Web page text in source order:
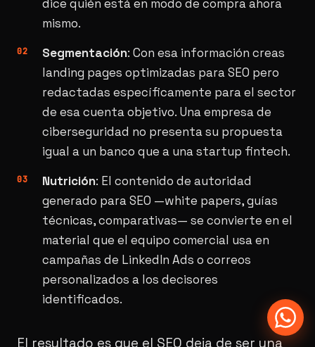
dice quién está en modo de compra ahora
mismo.
Segmentación: Con esa información creas
landing pages optimizadas para SEO pero
redactadas específicamente para el sector
de esa cuenta objetivo. Una empresa de
ciberseguridad no presenta su propuesta
igual a un banco que a una startup fintech.
Nutrición: El contenido de autoridad
generado para SEO —white papers, guías
técnicas, comparativas— se convierte en el
material que el equipo comercial usa en
campañas de LinkedIn Ads o correos
personalizados a los decisores
identificados.
El resultado es que el SEO deja de ser una